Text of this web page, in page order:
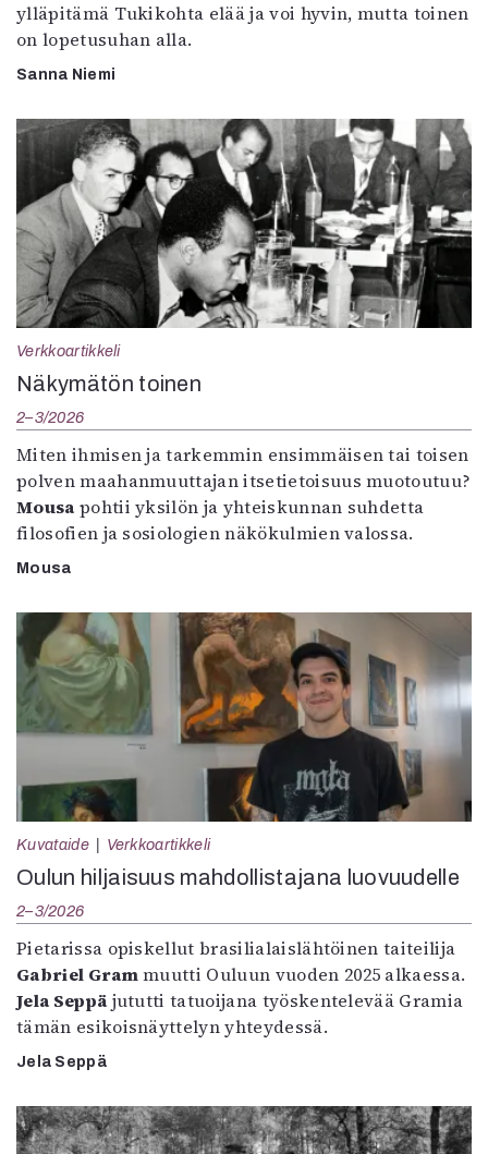
ylläpitämä Tukikohta elää ja voi hyvin, mutta toinen
on lopetusuhan alla.
Sanna Niemi
Verkkoartikkeli
Näkymätön toinen
2–3/2026
Miten ihmisen ja tarkemmin ensimmäisen tai toisen
polven maahanmuuttajan itsetietoisuus muotoutuu?
Mousa pohtii yksilön ja yhteiskunnan suhdetta
filosofien ja sosiologien näkökulmien valossa.
Mousa
Kuvataide Verkkoartikkeli
Oulun hiljaisuus mahdollistajana luovuudelle
2–3/2026
Pietarissa opiskellut brasilialaislähtöinen taiteilija
Gabriel Grammuutti Ouluun vuoden 2025 alkaessa.
Jela Seppä jututti tatuoijana työskentelevää Gramia
tämän esikoisnäyttelyn yhteydessä.
Jela Seppä